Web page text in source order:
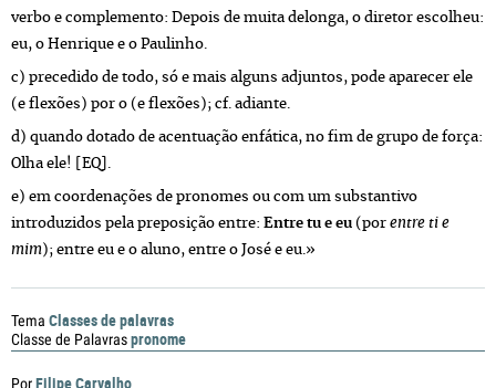
PorFilipe Carvalho
verbo e complemento: Depois de muita delonga, o diretor escolheu:
eu, o Henrique e o Paulinho.
c) precedido de todo, só e mais alguns adjuntos, pode aparecer ele
(e flexões) por o (e flexões); cf. adiante.
d) quando dotado de acentuação enfática, no fim de grupo de força:
Olha ele! [EQ].
e) em coordenações de pronomes ou com um substantivo
introduzidos pela preposição entre: Entre tu e eu (por entre ti e
mim); entre eu e o aluno, entre o José e eu.»
Tema Classes de palavras
Classe de Palavraspronome